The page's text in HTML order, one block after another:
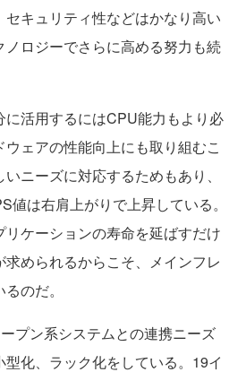
セキュリティ性などはかなり高い
ノロジーでさらに高める努力も続
活用するにはCPU能力もより必
ェアの性能向上にも取り組むこ
ニーズに対応するためもあり、
値は右肩上がりで上昇している。
リケーションの寿命を延ばすだけ
められるからこそ、メインフレ
のだ。
プン系システムとの連携ニーズ
化、ラック化をしている。19イ